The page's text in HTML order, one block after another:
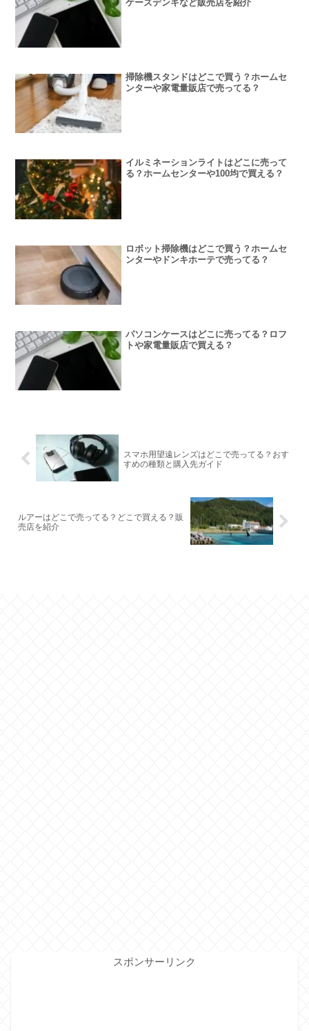
ケーズデンキなど販売店を紹介
掃除機スタンドはどこで買う？ホームセ
ンターや家電量販店で売ってる？
イルミネーションライトはどこに売って
る？ホームセンターや100均で買える？
ロボット掃除機はどこで買う？ホームセ
ンターやドンキホーテで売ってる？
パソコンケースはどこに売ってる？ロフ
トや家電量販店で買える？
スマホ用望遠レンズはどこで売ってる？おす
すめの種類と購入先ガイド
ルアーはどこで売ってる？どこで買える？販
売店を紹介
スポンサーリンク